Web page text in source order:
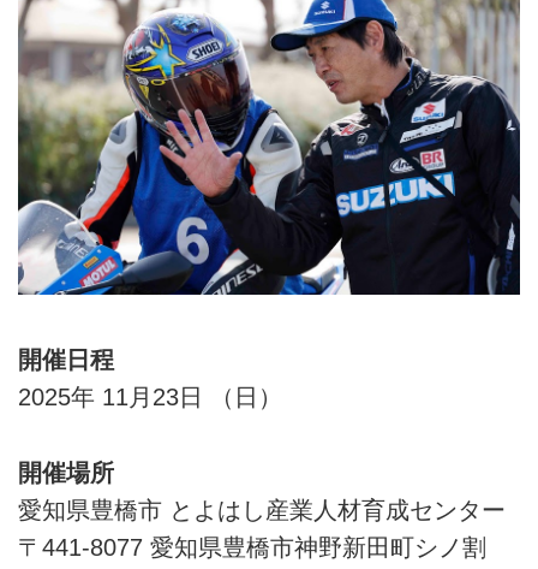
開催日程
2025年 11月23日 （日）
開催場所
愛知県豊橋市 とよはし産業人材育成センター
〒441-8077 愛知県豊橋市神野新田町シノ割